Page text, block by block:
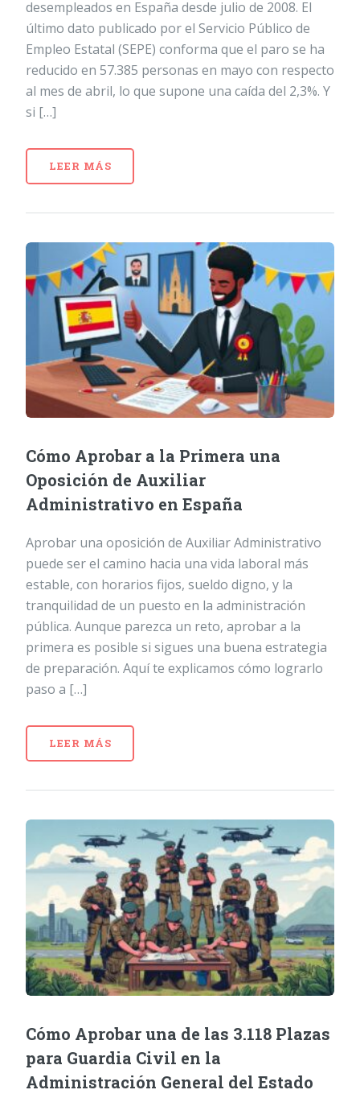
desempleados en España desde julio de 2008. El
último dato publicado por el Servicio Público de
Empleo Estatal (SEPE) conforma que el paro se ha
reducido en 57.385 personas en mayo con respecto
al mes de abril, lo que supone una caída del 2,3%. Y
si […]
LEER MÁS
Cómo Aprobar a la Primera una
Oposición de Auxiliar
Administrativo en España
Aprobar una oposición de Auxiliar Administrativo
puede ser el camino hacia una vida laboral más
estable, con horarios fijos, sueldo digno, y la
tranquilidad de un puesto en la administración
pública. Aunque parezca un reto, aprobar a la
primera es posible si sigues una buena estrategia
de preparación. Aquí te explicamos cómo lograrlo
paso a […]
LEER MÁS
Cómo Aprobar una de las 3.118 Plazas
para Guardia Civil en la
Administración General del Estado